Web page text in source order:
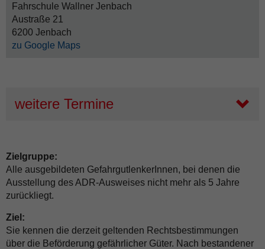
Fahrschule Wallner Jenbach
Austraße 21
6200 Jenbach
zu Google Maps
weitere Termine
Zielgruppe:
Alle ausgebildeten GefahrgutlenkerInnen, bei denen die
Ausstellung des ADR-Ausweises nicht mehr als 5 Jahre
zurückliegt.
Ziel:
Sie kennen die derzeit geltenden Rechtsbestimmungen
über die Beförderung gefährlicher Güter. Nach bestandener